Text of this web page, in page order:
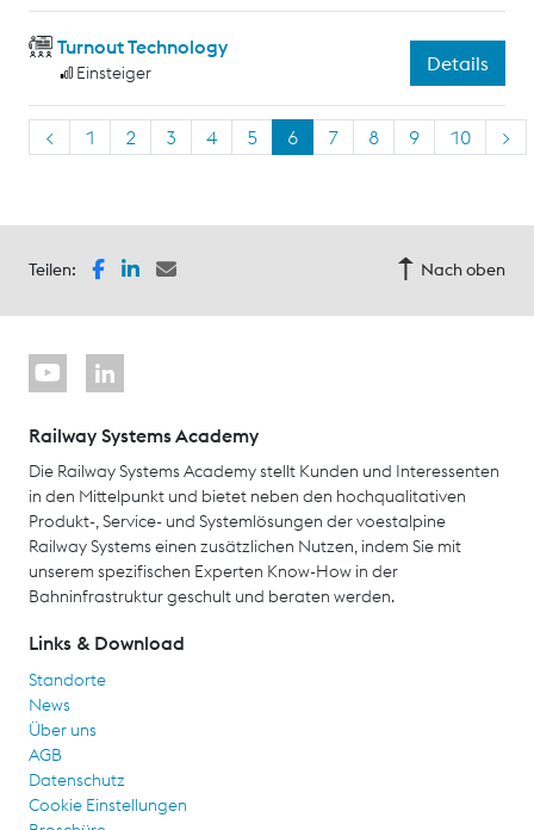
Turnout Technology
Einsteiger Details
< 1 2 3 4 5 6 7 8 9 10 >
Teilen: Nach oben
Railway Systems Academy
Die Railway Systems Academy stellt Kunden und Interessenten
in den Mittelpunkt und bietet neben den hochqualitativen
Produkt-, Service- und Systemlösungen der voestalpine
Railway Systems einen zusätzlichen Nutzen, indem Sie mit
unserem spezifischen Experten Know-How in der
Bahninfrastruktur geschult und beraten werden.
Links & Download
Standorte
News
Über uns
AGB
Datenschutz
Cookie Einstellungen